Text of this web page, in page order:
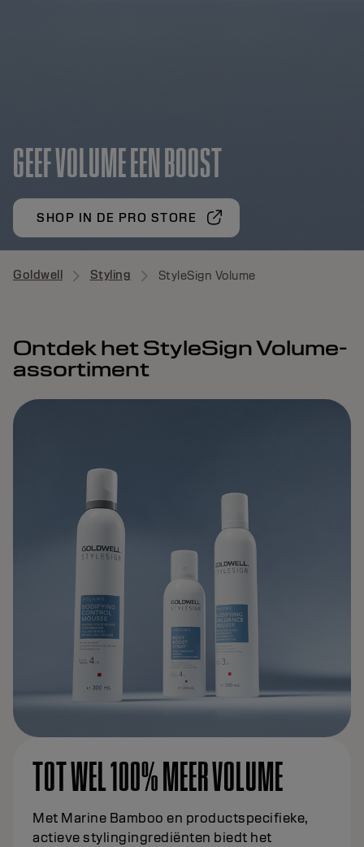
GEEF VOLUME EEN BOOST
SHOP IN DE PRO STORE
Goldwell Styling StyleSign Volume
Ontdek het StyleSign Volume-
assortiment
TOT WEL 100% MEER VOLUME
Met Marine Bamboo en productspecifieke,
actieve stylingingrediënten biedt het